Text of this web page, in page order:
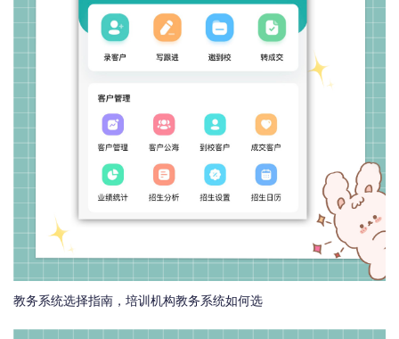
教务系统选择指南，培训机构教务系统如何选